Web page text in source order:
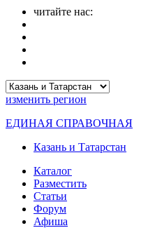
читайте нас:
изменить регион
ЕДИНАЯ СПРАВОЧНАЯ
Казань и Татарстан
Каталог
Разместить
Статьи
Форум
Афиша